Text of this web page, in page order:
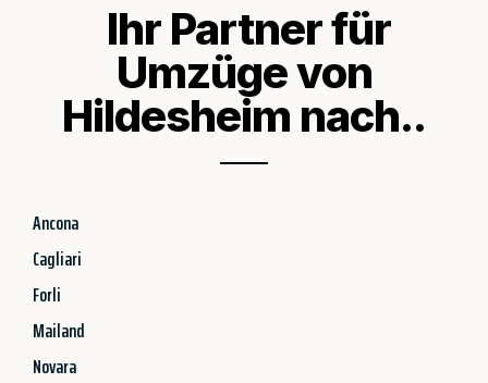
Ihr Partner für
Umzüge von
Hildesheim nach..
Ancona
Cagliari
Forli
Mailand
Novara